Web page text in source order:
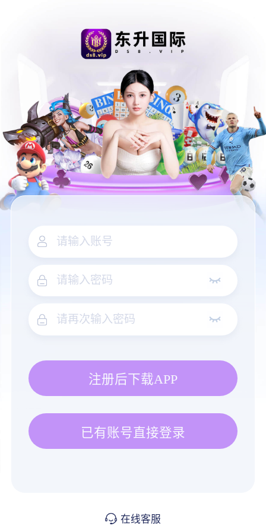
注册后下载APP
已有账号直接登录
在线客服